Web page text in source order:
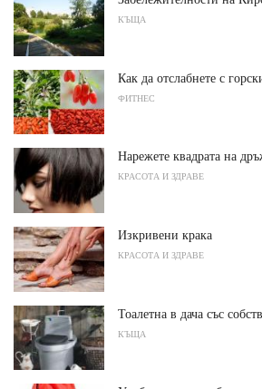
КЪЩА
Как да отслабнете с
ФИТНЕС
Нарежете квадрата на
КРАСОТА И ЗДРАВЕ
Изкривени крака
КРАСОТА И ЗДРАВЕ
Тоалетна в дача със
КЪЩА